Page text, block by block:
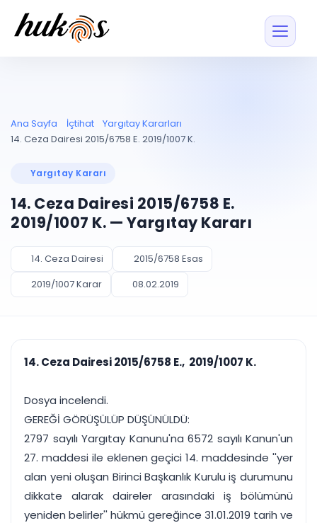
Entegrasyonu
UYAP ile otomatik
UYAP Evrak
Entegrasyonu
UETS Entegrasyonu
Tebligatları anında
Müvekkil ve taraf
Vekalet
PLANLAMA & TAKİP
Pano ve Takip
Duruşma ve görev
takvimi
Bildirim
takibi
Tek panelde uçtan uca yönetim
UYAP & UETS entegrasyonundan finansa, hepsi bir arada.
Tüm özellikleri inceleyin Ücretsiz Başlayın
Blog
Ücretsiz Başlayın Giriş Yap
Ana Sayfa İçtihat
Yargıtay Kararları
14. Ceza Dairesi 2015/6758 E. 2019/1007 K.
Yargıtay Kararı
14. Ceza Dairesi 2015/6758 E.
2019/1007 K. — Yargıtay Kararı
14. Ceza Dairesi
2015/6758 Esas
2019/1007 Karar
08.02.2019
14. Ceza Dairesi 2015/6758 E., 2019/1007 K.
Dosya incelendi.
GEREĞİ GÖRÜŞÜLÜP DÜŞÜNÜLDÜ:
2797 sayılı Yargıtay Kanunu'na 6572 sayılı Kanun'un
27. maddesi ile eklenen geçici 14. maddesinde ''yer
alan yeni oluşan Birinci Başkanlık Kurulu iş durumunu
dikkate alarak daireler arasındaki iş bölümünü
yeniden belirler'' hükmü gereğince 31.01.2019 tarih ve